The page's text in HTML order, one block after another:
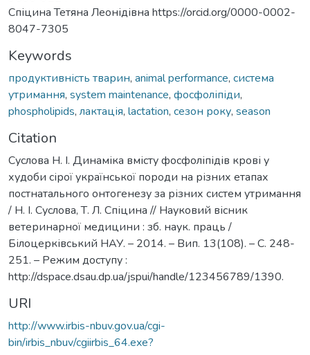
Спіцина Тетяна Леонідівна https://orcid.org/0000-0002-
8047-7305
Keywords
продуктивність тварин, animal performance, система
утримання, system maintenance, фосфоліпіди,
phospholipids, лактація, lactation, сезон року, season
Citation
Суслова Н. І. Динаміка вмісту фосфоліпідів крові у
худоби сірої української породи на різних етапах
постнатального онтогенезу за різних систем утримання
/ Н. І. Суслова, Т. Л. Спіцина // Науковий вісник
ветеринарної медицини : зб. наук. праць /
Білоцерківський НАУ. – 2014. – Вип. 13(108). – С. 248-
251. – Режим доступу :
http://dspace.dsau.dp.ua/jspui/handle/123456789/1390.
URI
http://www.irbis-nbuv.gov.ua/cgi-
bin/irbis_nbuv/cgiirbis_64.exe?